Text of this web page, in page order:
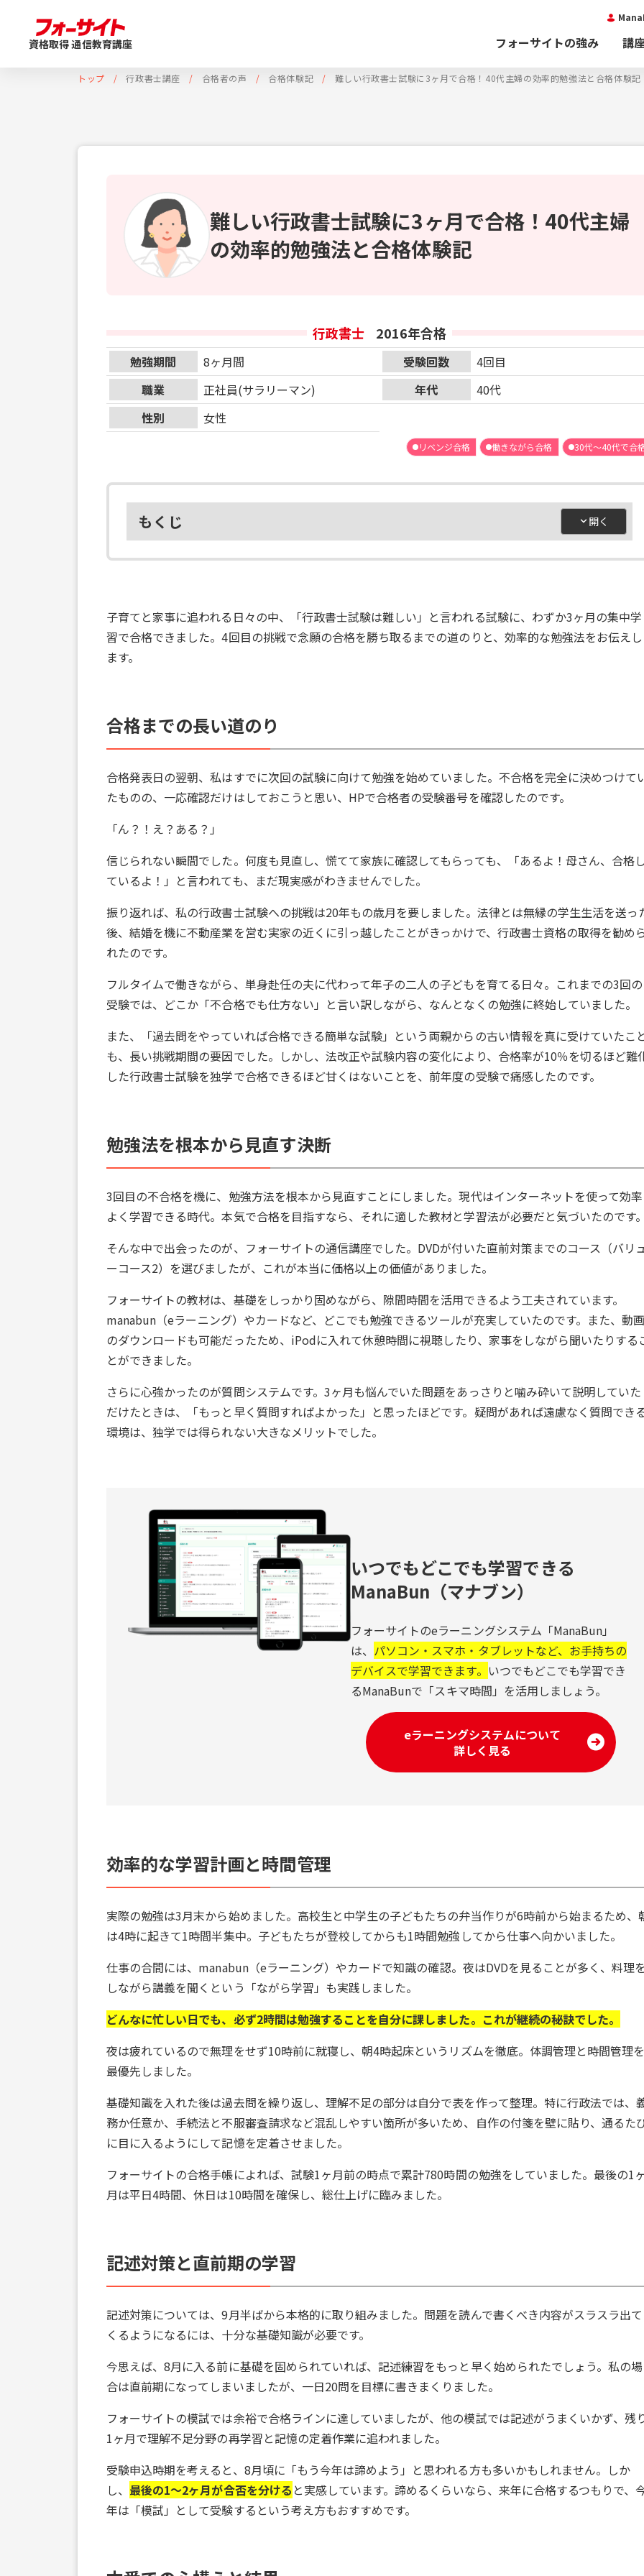
資格取得 通信教育講座 フォーサイトの強み 講
トップ 行政書士講座 合格者の声 合格体験記 難しい行政書士試験に3ヶ月で合格！40代主婦の効率的勉強法と合格体験記
難しい行政書士試験に3ヶ月で合格！40代主婦
の効率的勉強法と合格体験記
行政書士 2016年合格
勉強期間 8ヶ月間 受験回数
4回目
職業
正社員(サラリーマン) 年代
40代
性別
女性
リベンジ合格 働きながら合格 30代～40代で合
もくじ
子育てと家事に追われる日々の中、「行政書士試験は難しい」と言われる試験に、わずか3ヶ月の集中学
習で合格できました。4回目の挑戦で念願の合格を勝ち取るまでの道のりと、効率的な勉強法をお伝えし
ます。
合格までの長い道のり
合格発表日の翌朝、私はすでに次回の試験に向けて勉強を始めていました。不合格を完全に決めつけて
たものの、一応確認だけはしておこうと思い、HPで合格者の受験番号を確認したのです。
「ん？！え？ある？」
信じられない瞬間でした。何度も見直し、慌てて家族に確認してもらっても、「あるよ！母さん、合格
ているよ！」と言われても、まだ現実感がわきませんでした。
振り返れば、私の行政書士試験への挑戦は20年もの歳月を要しました。法律とは無縁の学生生活を送っ
後、結婚を機に不動産業を営む実家の近くに引っ越したことがきっかけで、行政書士資格の取得を勧め
れたのです。
フルタイムで働きながら、単身赴任の夫に代わって年子の二人の子どもを育てる日々。これまでの3回の
受験では、どこか「不合格でも仕方ない」と言い訳しながら、なんとなくの勉強に終始していました。
また、「過去問をやっていれば合格できる簡単な試験」という両親からの古い情報を真に受けていたこ
も、長い挑戦期間の要因でした。しかし、法改正や試験内容の変化により、合格率が10％を切るほど難
した行政書士試験を独学で合格できるほど甘くはないことを、前年度の受験で痛感したのです。
勉強法を根本から見直す決断
3回目の不合格を機に、勉強方法を根本から見直すことにしました。現代はインターネットを使って効率
よく学習できる時代。本気で合格を目指すなら、それに適した教材と学習法が必要だと気づいたのです
そんな中で出会ったのが、フォーサイトの通信講座でした。DVDが付いた直前対策までのコース（バリ
ーコース2）を選びましたが、これが本当に価格以上の価値がありました。
フォーサイトの教材は、基礎をしっかり固めながら、隙間時間を活用できるよう工夫されています。
manabun（eラーニング）やカードなど、どこでも勉強できるツールが充実していたのです。また、動
のダウンロードも可能だったため、iPodに入れて休憩時間に視聴したり、家事をしながら聞いたりする
とができました。
さらに心強かったのが質問システムです。3ヶ月も悩んでいた問題をあっさりと噛み砕いて説明していた
だけたときは、「もっと早く質問すればよかった」と思ったほどです。疑問があれば遠慮なく質問でき
環境は、独学では得られない大きなメリットでした。
いつでもどこでも学習できる
ManaBun（マナブン）
フォーサイトのeラーニングシステム「ManaBun」
は、 パソコン・スマホ・タブレットなど、お手持ちの
デバイスで学習できます。 いつでもどこでも学習でき
るManaBunで「スキマ時間」を活用しましょう。
eラーニングシステムについて
詳しく見る
効率的な学習計画と時間管理
実際の勉強は3月末から始めました。高校生と中学生の子どもたちの弁当作りが6時前から始まるため、
は4時に起きて1時間半集中。子どもたちが登校してからも1時間勉強してから仕事へ向かいました。
仕事の合間には、manabun（eラーニング）やカードで知識の確認。夜はDVDを見ることが多く、料理
しながら講義を聞くという「ながら学習」も実践しました。
どんなに忙しい日でも、必ず2時間は勉強することを自分に課しました。これが継続の秘訣でした。
夜は疲れているので無理をせず10時前に就寝し、朝4時起床というリズムを徹底。体調管理と時間管理
最優先しました。
基礎知識を入れた後は過去問を繰り返し、理解不足の部分は自分で表を作って整理。特に行政法では、
務か任意か、手続法と不服審査請求など混乱しやすい箇所が多いため、自作の付箋を壁に貼り、通るた
に目に入るようにして記憶を定着させました。
フォーサイトの合格手帳によれば、試験1ヶ月前の時点で累計780時間の勉強をしていました。最後の1
月は平日4時間、休日は10時間を確保し、総仕上げに臨みました。
記述対策と直前期の学習
記述対策については、9月半ばから本格的に取り組みました。問題を読んで書くべき内容がスラスラ出て
くるようになるには、十分な基礎知識が必要です。
今思えば、8月に入る前に基礎を固められていれば、記述練習をもっと早く始められたでしょう。私の場
合は直前期になってしまいましたが、一日20問を目標に書きまくりました。
フォーサイトの模試では余裕で合格ラインに達していましたが、他の模試では記述がうまくいかず、残
1ヶ月で理解不足分野の再学習と記憶の定着作業に追われました。
受験申込時期を考えると、8月頃に「もう今年は諦めよう」と思われる方も多いかもしれません。しか
し、 最後の1～2ヶ月が合否を分ける と実感しています。諦めるくらいなら、来年に合格するつもりで、
年は「模試」として受験するという考え方もおすすめです。